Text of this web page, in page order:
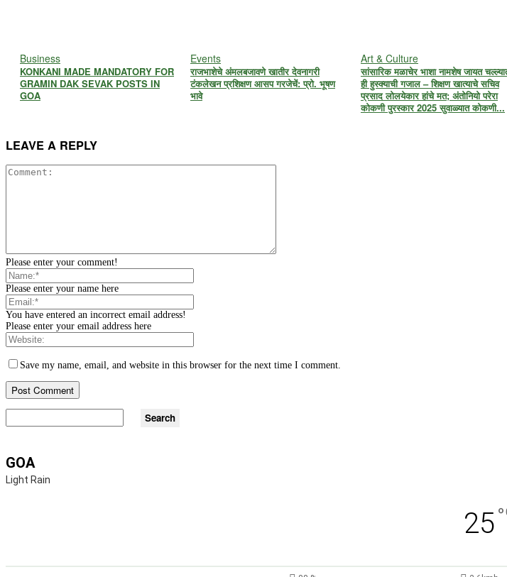
Business
KONKANI MADE MANDATORY FOR
GRAMIN DAK SEVAK POSTS IN
GOA
Events
राजभाशेचे अंमलबजावणे खातीर देवनागरी
टंकलेखन प्रशिक्षण आसप गरजेचें: प्रो. भूषण
भावे
Art & Culture
सांसारिक मळाचेर भाशा नामशेष जायत
ही हुस्क्याची गजाल – शिक्षण खात्याचे सचिव
प्रसाद लोलयेकार हांचे मत; अंतोनियो परेरा
कोकणी पुरस्कार 2025 सुवाळ्यात कोकणी...
LEAVE A REPLY
Please enter your comment!
Please enter your name here
You have entered an incorrect email address!
Please enter your email address here
Save my name, email, and website in this browser for the next time I comment.
GOA
Light Rain
25°